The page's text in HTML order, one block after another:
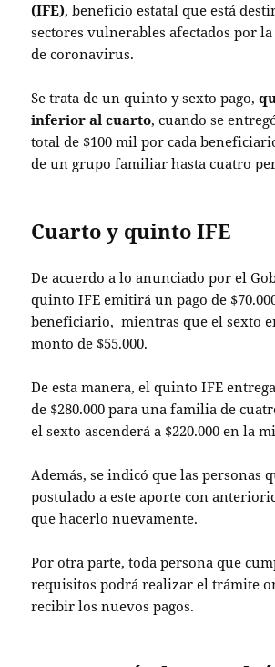
(IFE), beneficio estatal que está
sectores vulnerables afectados por
de coronavirus.
Se trata de un quinto y sexto pago,
inferior al cuarto, cuando se
total de $100 mil por cada
de un grupo familiar hasta cuatro
Cuarto y quinto IFE
De acuerdo a lo anunciado por el
quinto IFE emitirá un pago de
beneficiario, mientras que el sexto
monto de $55.000.
De esta manera, el quinto IFE
de $280.000 para una familia de
el sexto ascenderá a $220.000 en la
Además, se indicó que las personas
postulado a este aporte con
que hacerlo nuevamente.
Por otra parte, toda persona que
requisitos podrá realizar el trámite
recibir los nuevos pagos.